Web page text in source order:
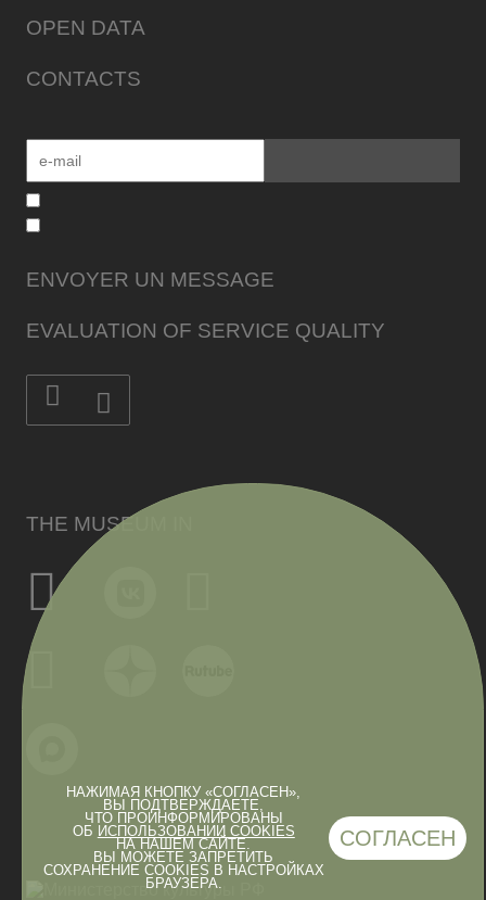
НАЖИМАЯ КНОПКУ «СОГЛАСЕН»,
ВЫ ПОДТВЕРЖДАЕТЕ,
ЧТО ПРОИНФОРМИРОВАНЫ
ОБ ИСПОЛЬЗОВАНИИ COOKIES
НА НАШЕМ САЙТЕ.
ВЫ МОЖЕТЕ ЗАПРЕТИТЬ
СОХРАНЕНИЕ COOKIES В НАСТРОЙКАХ
БРАУЗЕРА.
СОГЛАСЕН
OPEN DATA
CONTACTS
THE MUSEUM IN
ENVOYER UN MESSAGE
EVALUATION OF SERVICE QUALITY